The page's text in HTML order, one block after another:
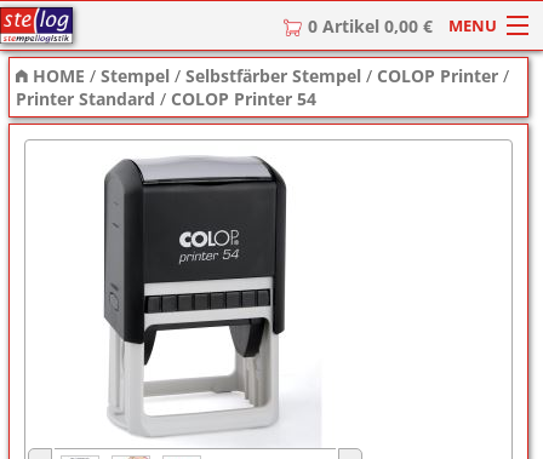
0 Artikel 0,00 € MENU
HOME
Stempel
Stempel-Textplatten
HOME /Stempel /Selbstfärber Stempel / COLOP Printer /
Printer Standard / COLOP Printer 54